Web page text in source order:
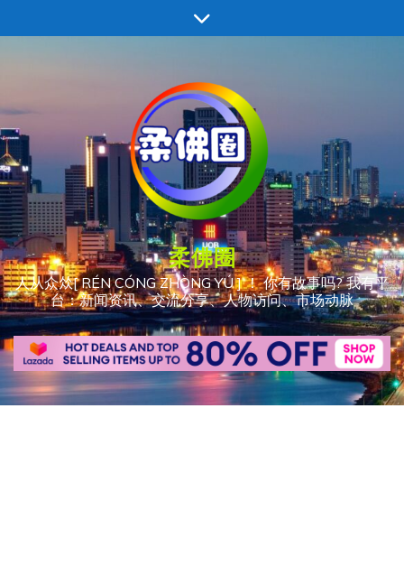
至
柔佛圈
人从众𠈌[ RÉN CÓNG ZHÒNG YÚ ] ！ 你有故事吗? 我有平
台：新闻资讯、交流分享、人物访问、市场动脉